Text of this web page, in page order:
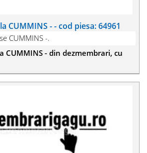
CUMMINS - - cod piesa: 64961
CUMMINS -.
CUMMINS - din dezmembrari, cu